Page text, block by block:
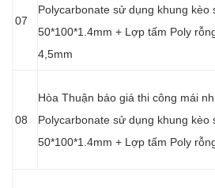
07
Polycarbonate sử dụng khung kèo
50*100*1.4mm + Lợp tấm Poly
4,5mm
08
Hòa Thuận báo giá thi công mái
Polycarbonate sử dụng khung kèo
50*100*1.4mm + Lợp tấm Poly